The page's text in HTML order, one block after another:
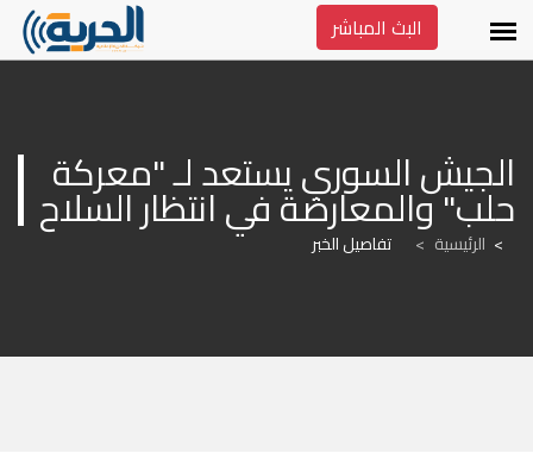
البث المباشر
حلب" والمعارضة في انتظار السلاح
الرئيسية > تفاصيل الخبر